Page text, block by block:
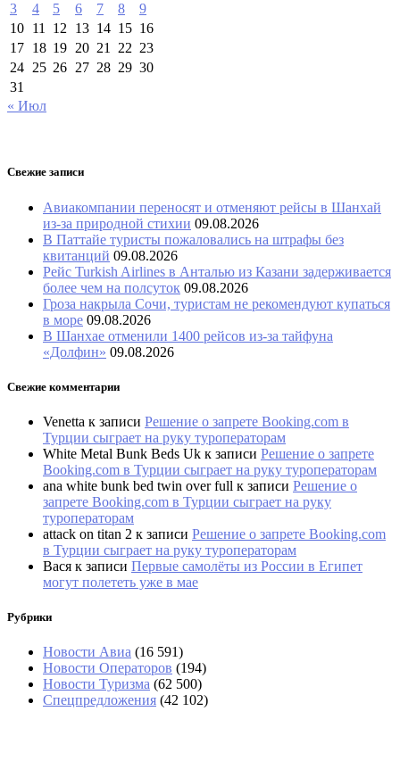
3
4 5 6 7 8
9
10 11 12 13 14 15 16
17 18 19 20 21 22 23
24 25 26 27 28 29 30
31
« Июл
Свежие записи
Авиакомпании переносят и отменяют рейсы в Шанхай
из-за природной стихии 09.08.2026
В Паттайе туристы пожаловались на штрафы без
квитанций 09.08.2026
Рейс Turkish Airlines в Анталью из Казани задерживается
более чем на полсуток 09.08.2026
Гроза накрыла Сочи, туристам не рекомендуют купаться
в море 09.08.2026
В Шанхае отменили 1400 рейсов из-за тайфуна
«Долфин» 09.08.2026
Свежие комментарии
Venetta к записи Решение о запрете Booking.com в
Турции сыграет на руку туроператорам
White Metal Bunk Beds Uk к записи Решение о запрете
Booking.com в Турции сыграет на руку туроператорам
ana white bunk bed twin over full к записи Решение о
запрете Booking.com в Турции сыграет на руку
туроператорам
attack on titan 2 к записи Решение о запрете Booking.com
в Турции сыграет на руку туроператорам
Вася к записи Первые самолёты из России в Египет
могут полететь уже в мае
Рубрики
Новости Авиа (16 591)
Новости Операторов (194)
Новости Туризма (62 500)
Спецпредложения (42 102)